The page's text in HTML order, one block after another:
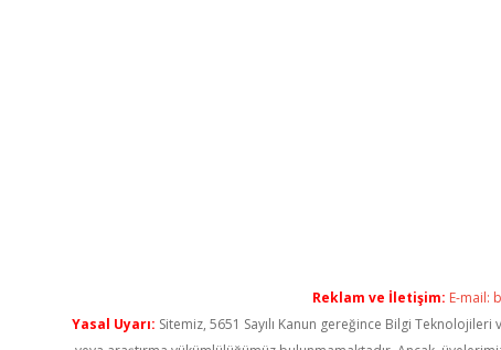
Reklam ve İletişim: E-mail:
Yasal Uyarı: Sitemiz, 5651 Sayılı Kanun gereğince Bilgi